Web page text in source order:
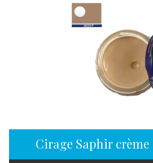
Cirage Saphir crème